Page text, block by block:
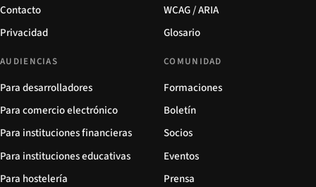
Contacto
Privacidad
WCAG / ARIA
Glosario
AUDIENCIAS
Para desarrolladores
Para comercio electrónico
Para instituciones financieras
Para instituciones educativas
Para hostelería
COMUNIDAD
Formaciones
Boletín
Socios
Eventos
Prensa